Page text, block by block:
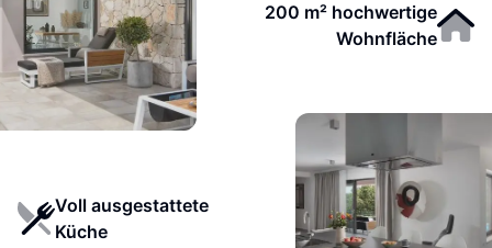
200 m² hochwertige
Wohnfläche
Voll ausgestattete
Küche